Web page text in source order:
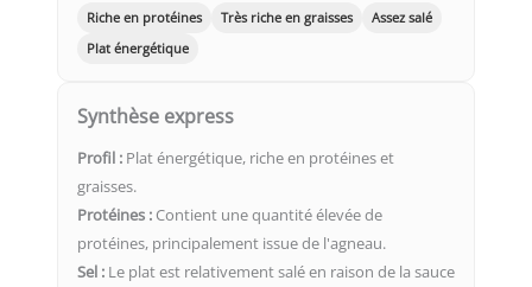
Riche en protéines Très riche en graisses
Assez salé
Plat énergétique
Synthèse express
Profil : Plat énergétique, riche en protéines et
graisses.
Protéines : Contient une quantité élevée de
protéines, principalement issue de l'agneau.
Sel : Le plat est relativement salé en raison de la sauce